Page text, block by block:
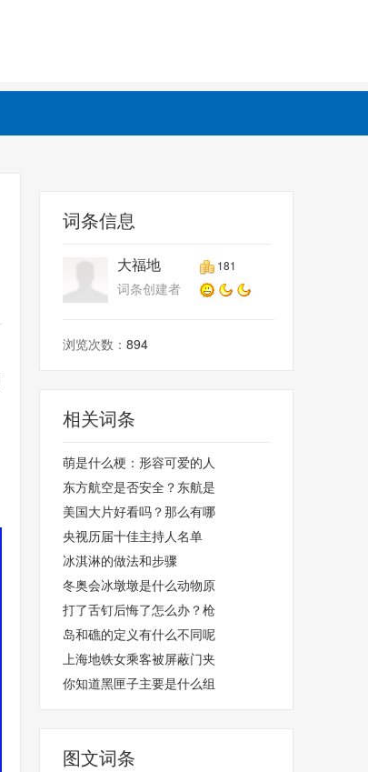
词条信息
大福地 181
词条创建者
浏览次数： 894
相关词条
萌是什么梗：形容可爱的人
东方航空是否安全？东航是
美国大片好看吗？那么有哪
央视历届十佳主持人名单
冰淇淋的做法和步骤
冬奥会冰墩墩是什么动物原
打了舌钉后悔了怎么办？枪
岛和礁的定义有什么不同呢
上海地铁女乘客被屏蔽门夹
你知道黑匣子主要是什么组
图文词条